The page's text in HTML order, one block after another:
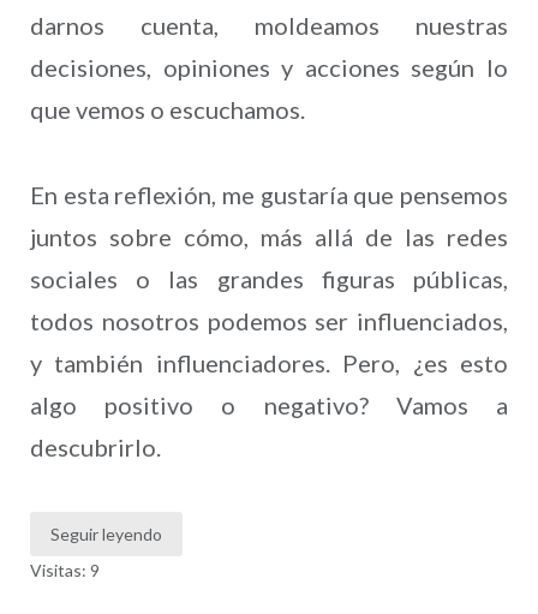
darnos cuenta, moldeamos nuestras
decisiones, opiniones y acciones según lo
que vemos o escuchamos.
En esta reflexión, me gustaría que pensemos
juntos sobre cómo, más allá de las redes
sociales o las grandes figuras públicas,
todos nosotros podemos ser influenciados,
y también influenciadores. Pero, ¿es esto
algo positivo o negativo? Vamos a
descubrirlo.
Seguir leyendo
Visitas: 9